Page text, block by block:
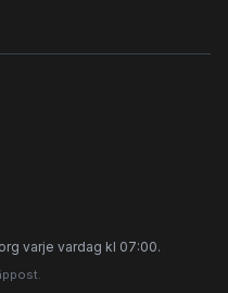
varje vardag kl 07:00.